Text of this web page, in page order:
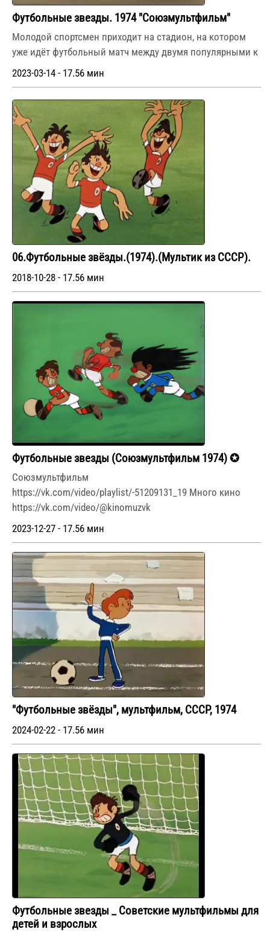
Футбольные звезды. 1974 "Союзмультфильм"
Молодой спортсмен приходит на стадион, на котором
уже идёт футбольный матч между двумя популярными к
2023-03-14 - 17.56 мин
06.Футбольные звёзды.(1974).(Мультик из СССР).
2018-10-28 - 17.56 мин
Футбольные звезды (Союзмультфильм 1974) ✪
Союзмультфильм
https://vk.com/video/playlist/-51209131_19 Много кино
https://vk.com/video/@kinomuzvk
2023-12-27 - 17.56 мин
"Футбольные звёзды", мультфильм, СССР, 1974
2024-02-22 - 17.56 мин
Футбольные звезды _ Советские мультфильмы для
детей и взрослых